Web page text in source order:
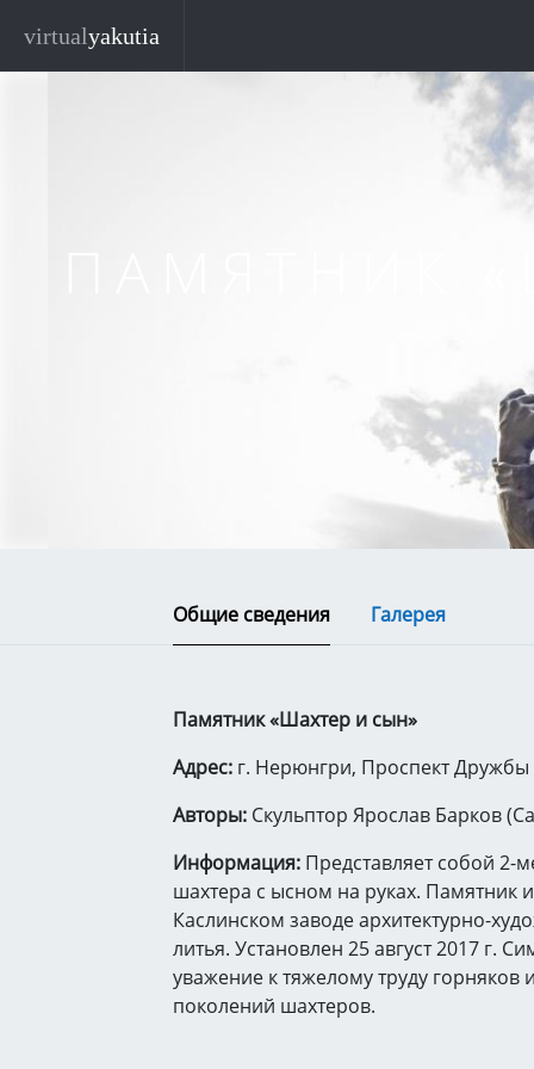
virtualyakutia
Общие сведения Галерея
Памятник «Шахтер и сын»
Адрес: г. Нерюнгри, Проспект
Авторы: Скульптор Ярослав Барков
Информация: Представляет собой 2-
шахтера с ысном на руках. Памятник
Каслинском заводе архитектурно-
литья. Установлен 25 август 2017 г.
уважение к тяжелому труду горняков
поколений шахтеров.